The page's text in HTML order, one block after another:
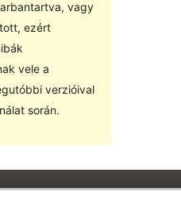
vagy
ezért
vele a
verzióival
során.